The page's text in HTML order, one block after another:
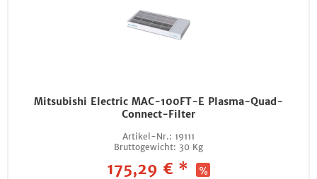
Mitsubishi Electric MAC-100FT-E Plasma-Quad-
Connect-Filter
Artikel-Nr.: 19111
Bruttogewicht: 30 Kg
175,29 € *